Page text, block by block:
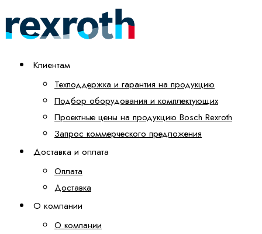
Клиентам
Техподдержка и гарантия на продукцию
Подбор оборудования и комплектующих
Проектные цены на продукцию Bosch Rexroth
Запрос коммерческого предложения
Доставка и оплата
Оплата
Доставка
О компании
О компании